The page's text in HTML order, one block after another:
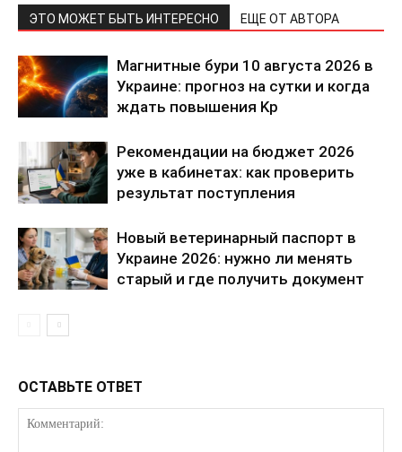
ЭТО МОЖЕТ БЫТЬ ИНТЕРЕСНО ЕЩЕ ОТ АВТОРА
Магнитные бури 10 августа 2026 в
Украине: прогноз на сутки и когда
ждать повышения Kp
Рекомендации на бюджет 2026
уже в кабинетах: как проверить
результат поступления
Новый ветеринарный паспорт в
Украине 2026: нужно ли менять
старый и где получить документ
ОСТАВЬТЕ ОТВЕТ